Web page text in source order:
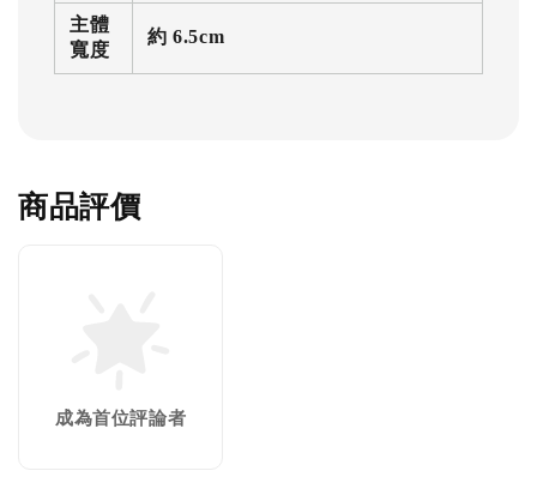
主體
寬度
約 6.5cm
商品評價
成為首位評論者